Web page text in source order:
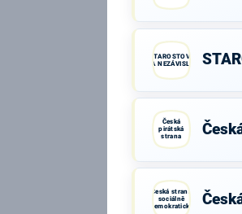
STAROSTOVÉ
A NEZÁVISLÍ
Česká
pirátská
strana
Česká strana
sociálně
demokratická